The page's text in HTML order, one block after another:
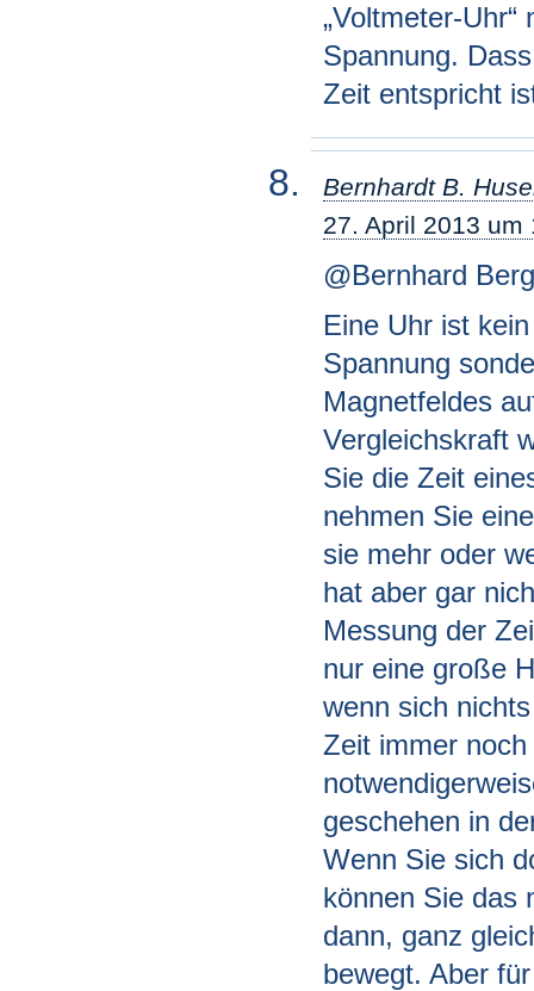
„Voltmeter-
Spannung.
Zeit entspricht
Bernhardt B.
27. April 2013 um
@Bernhard
Eine Uhr ist
Spannung
Magnetfeldes
Vergleichskraft
Sie die Zeit
nehmen Sie
sie mehr oder
hat aber gar
Messung der
nur eine große
wenn sich
Zeit immer
geschehen in
Wenn Sie sich
können Sie das
dann, ganz
bewegt. Aber